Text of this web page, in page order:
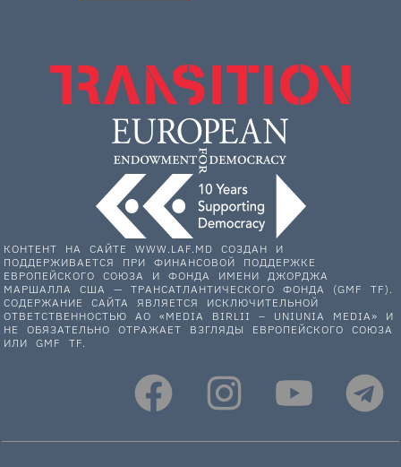
КОНТЕНТ НА САЙТЕ WWW.LAF.MD СОЗДАН И
ПОДДЕРЖИВАЕТСЯ ПРИ ФИНАНСОВОЙ ПОДДЕРЖКЕ
ЕВРОПЕЙСКОГО СОЮЗА И ФОНДА ИМЕНИ ДЖОРДЖА
МАРШАЛЛА США — ТРАНСАТЛАНТИЧЕСКОГО ФОНДА (GMF TF).
СОДЕРЖАНИЕ САЙТА ЯВЛЯЕТСЯ ИСКЛЮЧИТЕЛЬНОЙ
ОТВЕТСТВЕННОСТЬЮ АО «MEDIA BIRLII – UNIUNIA MEDIA» И
НЕ ОБЯЗАТЕЛЬНО ОТРАЖАЕТ ВЗГЛЯДЫ ЕВРОПЕЙСКОГО СОЮЗА
ИЛИ GMF TF.